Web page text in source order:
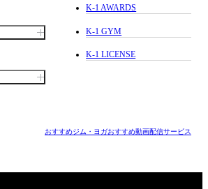
K-1 AWARDS
K-1 GYM
K-1 LICENSE
おすすめジム・ヨガおすすめ動画配信サービス